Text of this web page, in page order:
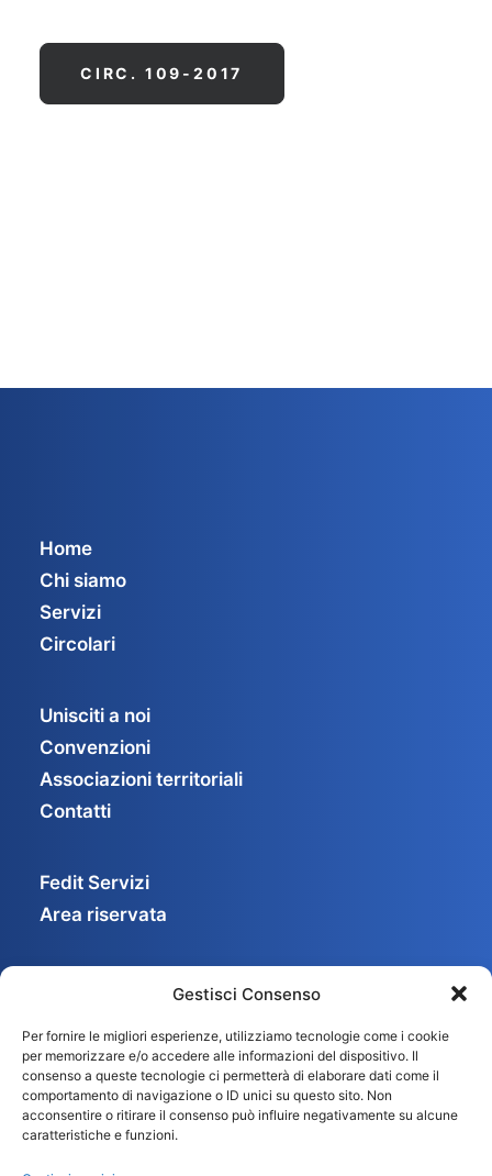
Gestisci Consenso
Per fornire le migliori esperienze, utilizziamo tecnologie come i cookie
per memorizzare e/o accedere alle informazioni del dispositivo. Il
consenso a queste tecnologie ci permetterà di elaborare dati come il
comportamento di navigazione o ID unici su questo sito. Non
acconsentire o ritirare il consenso può influire negativamente su alcune
caratteristiche e funzioni.
CIRC. 109-2017
Home
Chi siamo
Servizi
Circolari
Unisciti a noi
Convenzioni
Associazioni territoriali
Contatti
Fedit Servizi
Area riservata
Cookie Policy
Gestisci consenso